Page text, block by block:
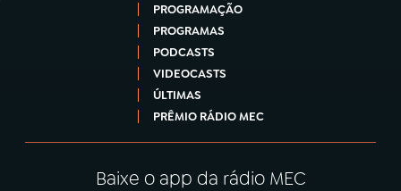
PROGRAMAÇÃO
PROGRAMAS
PODCASTS
VIDEOCASTS
ÚLTIMAS
PRÊMIO RÁDIO MEC
Baixe o app da rádio MEC